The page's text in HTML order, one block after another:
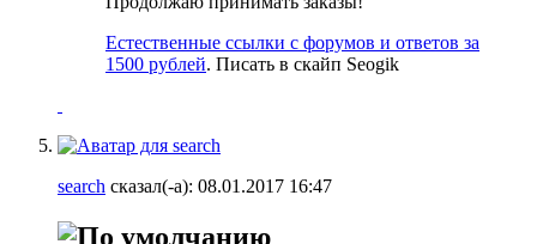
Естественные ссылки с форумов и ответов за
1500 рублей. Писать в скайп Seogik
search сказал(-а): 08.01.2017 16:47